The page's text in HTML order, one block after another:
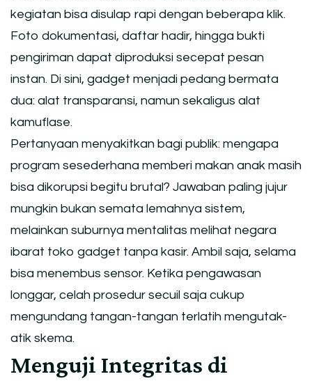
kegiatan bisa disulap rapi dengan beberapa klik.
Foto dokumentasi, daftar hadir, hingga bukti
pengiriman dapat diproduksi secepat pesan
instan. Di sini, gadget menjadi pedang bermata
dua: alat transparansi, namun sekaligus alat
kamuflase.
Pertanyaan menyakitkan bagi publik: mengapa
program sesederhana memberi makan anak masih
bisa dikorupsi begitu brutal? Jawaban paling jujur
mungkin bukan semata lemahnya sistem,
melainkan suburnya mentalitas melihat negara
ibarat toko gadget tanpa kasir. Ambil saja, selama
bisa menembus sensor. Ketika pengawasan
longgar, celah prosedur secuil saja cukup
mengundang tangan-tangan terlatih mengutak-
atik skema.
Menguji Integritas di